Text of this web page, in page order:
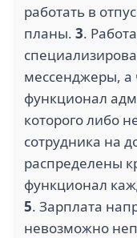
работать в
планы. 3.
мессенджеры,
функционал
которого либо
сотрудника на
распределены
функционал
5. Зарплата
невозможно